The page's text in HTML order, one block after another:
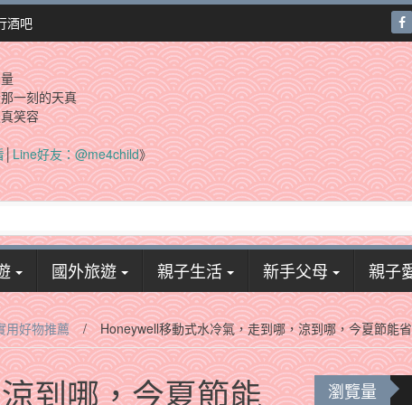
酒吧
一刻的天真
笑容
│Line好友：@me4child》
國外旅遊 親子生活 新手父母 親子
好物推薦 / Honeywell移動式水冷氣，走到哪，涼到哪，今夏節能
到哪，今夏節能 瀏覽量